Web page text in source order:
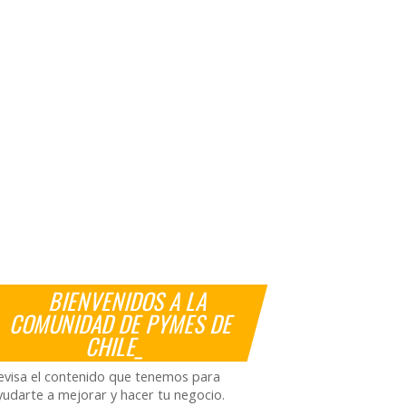
BIENVENIDOS A LA
COMUNIDAD DE PYMES DE
CHILE_
el contenido que tenemos para
a mejorar y hacer tu negocio.